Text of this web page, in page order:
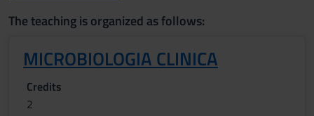
The teaching is organized as follows:
MICROBIOLOGIA CLINICA
Credits
2